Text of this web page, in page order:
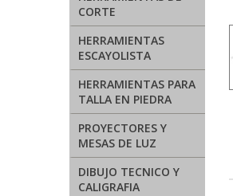
CORTE
HERRAMIENTAS
ESCAYOLISTA
HERRAMIENTAS PARA
TALLA EN PIEDRA
PROYECTORES Y
MESAS DE LUZ
DIBUJO TECNICO Y
CALIGRAFIA